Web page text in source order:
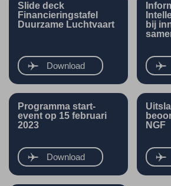
Slide deck
Financieringstafel
Duurzame Luchtvaart
Download
bij
Programma start-
event op 15 februari
2023
Download
NGF